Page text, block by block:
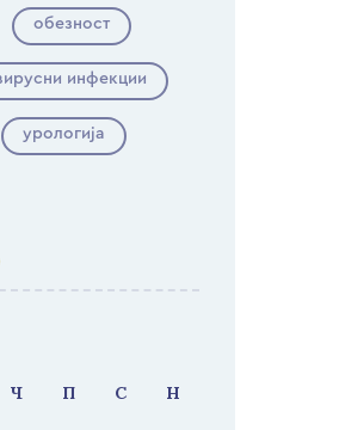
обезност
инфекции
урологија
Ч П С Н